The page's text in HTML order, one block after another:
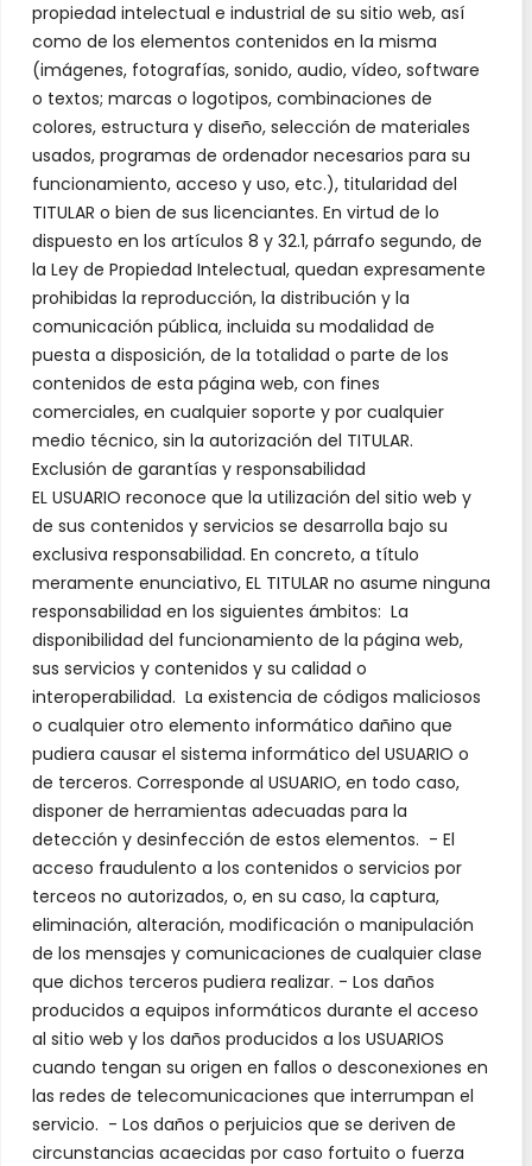
propiedad intelectual e industrial de su sitio web, así
como de los elementos contenidos en la misma
(imágenes, fotografías, sonido, audio, vídeo, software
o textos; marcas o logotipos, combinaciones de
colores, estructura y diseño, selección de materiales
usados, programas de ordenador necesarios para su
funcionamiento, acceso y uso, etc.), titularidad del
TITULAR o bien de sus licenciantes. En virtud de lo
dispuesto en los artículos 8 y 32.1, párrafo segundo, de
la Ley de Propiedad Intelectual, quedan expresamente
prohibidas la reproducción, la distribución y la
comunicación pública, incluida su modalidad de
puesta a disposición, de la totalidad o parte de los
contenidos de esta página web, con fines
comerciales, en cualquier soporte y por cualquier
medio técnico, sin la autorización del TITULAR.
Exclusión de garantías y responsabilidad
EL USUARIO reconoce que la utilización del sitio web y
de sus contenidos y servicios se desarrolla bajo su
exclusiva responsabilidad. En concreto, a título
meramente enunciativo, EL TITULAR no asume ninguna
responsabilidad en los siguientes ámbitos: La
disponibilidad del funcionamiento de la página web,
sus servicios y contenidos y su calidad o
interoperabilidad. La existencia de códigos maliciosos
o cualquier otro elemento informático dañino que
pudiera causar el sistema informático del USUARIO o
de terceros. Corresponde al USUARIO, en todo caso,
disponer de herramientas adecuadas para la
detección y desinfección de estos elementos. - El
acceso fraudulento a los contenidos o servicios por
terceos no autorizados, o, en su caso, la captura,
eliminación, alteración, modificación o manipulación
de los mensajes y comunicaciones de cualquier clase
que dichos terceros pudiera realizar. - Los daños
producidos a equipos informáticos durante el acceso
al sitio web y los daños producidos a los USUARIOS
cuando tengan su origen en fallos o desconexiones en
las redes de telecomunicaciones que interrumpan el
servicio. - Los daños o perjuicios que se deriven de
circunstancias acaecidas por caso fortuito o fuerza